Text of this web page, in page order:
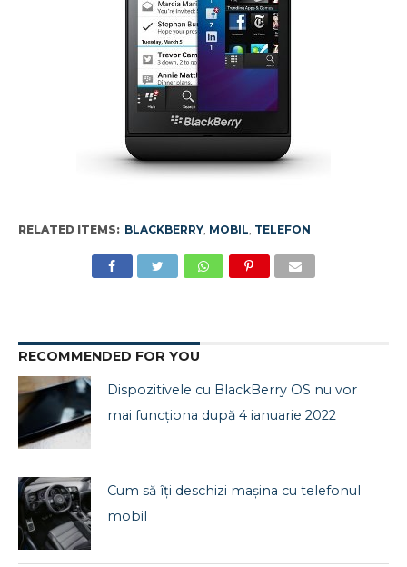
RELATED ITEMS: BLACKBERRY, MOBIL, TELEFON
RECOMMENDED FOR YOU
Dispozitivele cu BlackBerry OS nu vor
mai funcționa după 4 ianuarie 2022
Cum să îți deschizi mașina cu telefonul
mobil